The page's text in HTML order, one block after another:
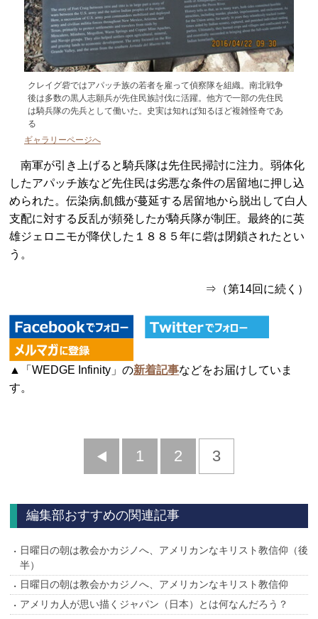
クレイグ砦ではアパッチ族の若者を雇って偵察隊を組織。南北戦争
後は多数の黒人志願兵が先住民族討伐に活躍。他方で一部の先住民
は騎兵隊の先兵として働いた。史実は知れば知るほど複雑怪奇であ
る
ギャラリーページへ
南軍が引き上げると騎兵隊は先住民掃討に注力。弱体化
したアパッチ族など先住民は劣悪な条件の居留地に押し込
められた。伝染病,飢餓が蔓延する居留地から脱出して白人
支配に対する反乱が頻発したが騎兵隊が制圧。最終的に英
雄ジェロニモが降伏した１８８５年に砦は閉鎖されたとい
う。
⇒（第14回に続く）
▲「WEDGE Infinity」の新着記事などをお届けしていま
す。
前
1 2 3
編集部おすすめの関連記事
日曜日の朝は教会かカジノへ、アメリカンなキリスト教信仰（後
半）
日曜日の朝は教会かカジノへ、アメリカンなキリスト教信仰
アメリカ人が思い描くジャパン（日本）とは何なんだろう？